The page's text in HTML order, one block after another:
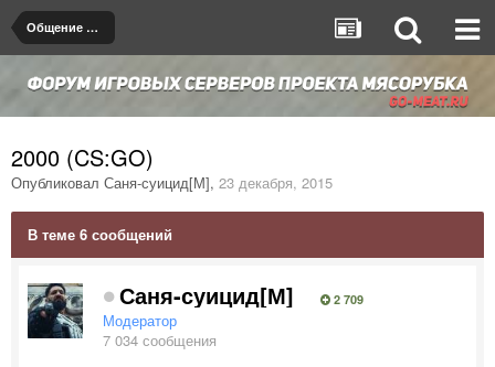
Общение на любые темы
2000 (CS:GO)
Опубликовал Саня-суицид[М], 23 декабря, 2015
В теме 6 сообщений
Саня-суицид[М] 2 709
Модератор
7 034 сообщения